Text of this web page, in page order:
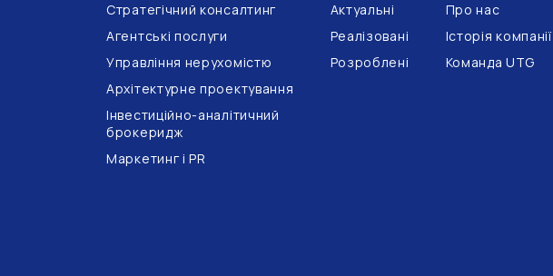
Стратегічний консалтинг
Агентські послуги
Управління нерухомістю
Архітектурне проектування
Інвестиційно-аналітичний
брокеридж
Маркетинг і PR
Актуальні
Реалізовані
Розроблені
Про нас
Історія компанії
Команда UTG